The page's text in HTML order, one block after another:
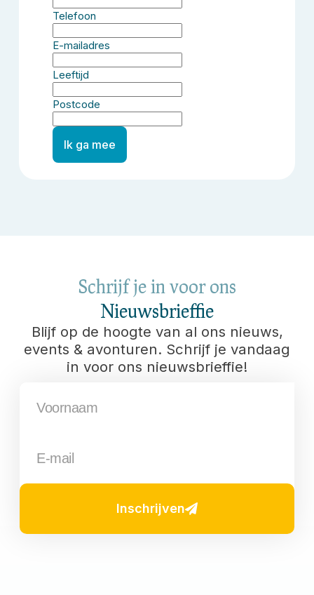
Telefoon
E-mailadres
Leeftijd
Postcode
Ik ga mee
Schrijf je in voor ons
Nieuwsbrieffie
Blijf op de hoogte van al ons nieuws,
events & avonturen. Schrijf je vandaag
in voor ons nieuwsbrieffie!
Inschrijven